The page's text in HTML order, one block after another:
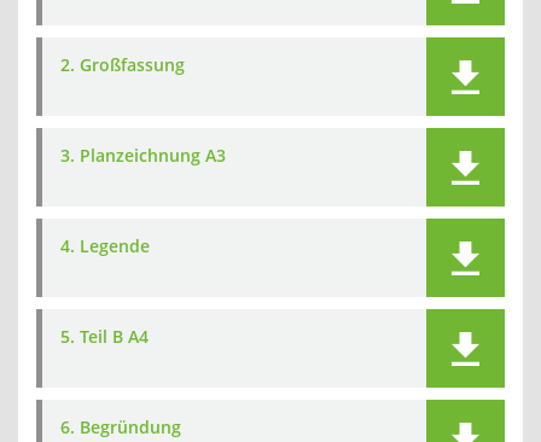
2. Großfassung
3. Planzeichnung A3
4. Legende
5. Teil B A4
6. Begründung